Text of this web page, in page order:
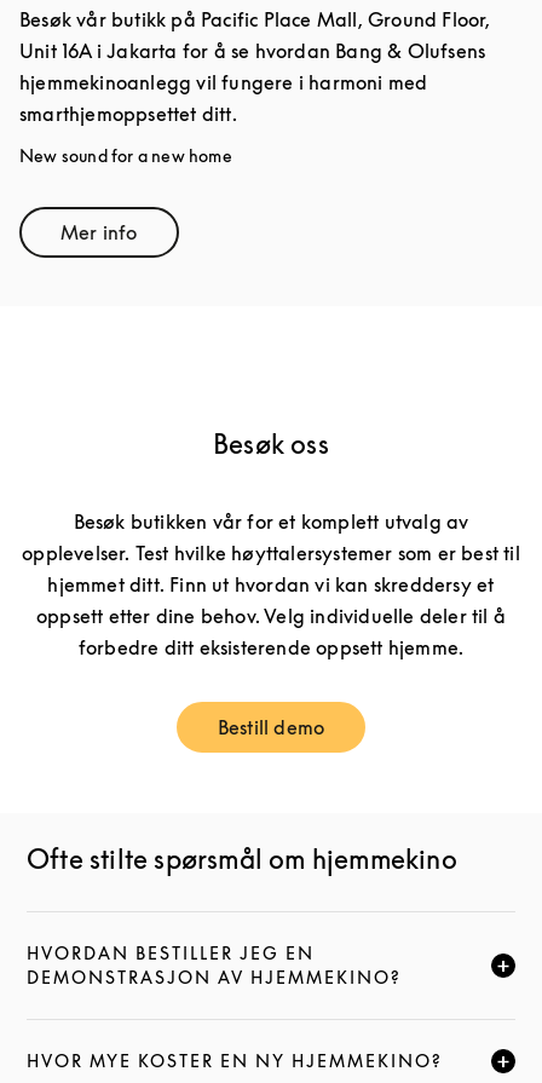
Besøk vår butikk på Pacific Place Mall, Ground Floor,
Unit 16A i Jakarta for å se hvordan Bang & Olufsens
hjemmekinoanlegg vil fungere i harmoni med
smarthjemoppsettet ditt.
New sound for a new home
Mer infoLink Opens in New Tab
Besøk oss
Besøk butikken vår for et komplett utvalg av
opplevelser. Test hvilke høyttalersystemer som er best til
hjemmet ditt. Finn ut hvordan vi kan skreddersy et
oppsett etter dine behov. Velg individuelle deler til å
forbedre ditt eksisterende oppsett hjemme.
Bestill demoLink Opens in New Tab
Ofte stilte spørsmål om hjemmekino
HVORDAN BESTILLER JEG EN
DEMONSTRASJON AV HJEMMEKINO?
KLIKK FOR Å UTVIDE DENNE BESKRIVELSEN, OG
HVOR MYE KOSTER EN NY HJEMMEKINO?
KLIKK FOR Å UTVIDE DENNE BESKRIVELSEN, OG